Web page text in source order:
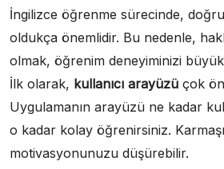
İngilizce öğrenme sürecinde,
oldukça önemlidir. Bu nedenle,
olmak, öğrenim deneyiminizi
İlk olarak, kullanıcı arayüzü çok
Uygulamanın arayüzü ne kadar
o kadar kolay öğrenirsiniz.
motivasyonunuzu düşürebilir.